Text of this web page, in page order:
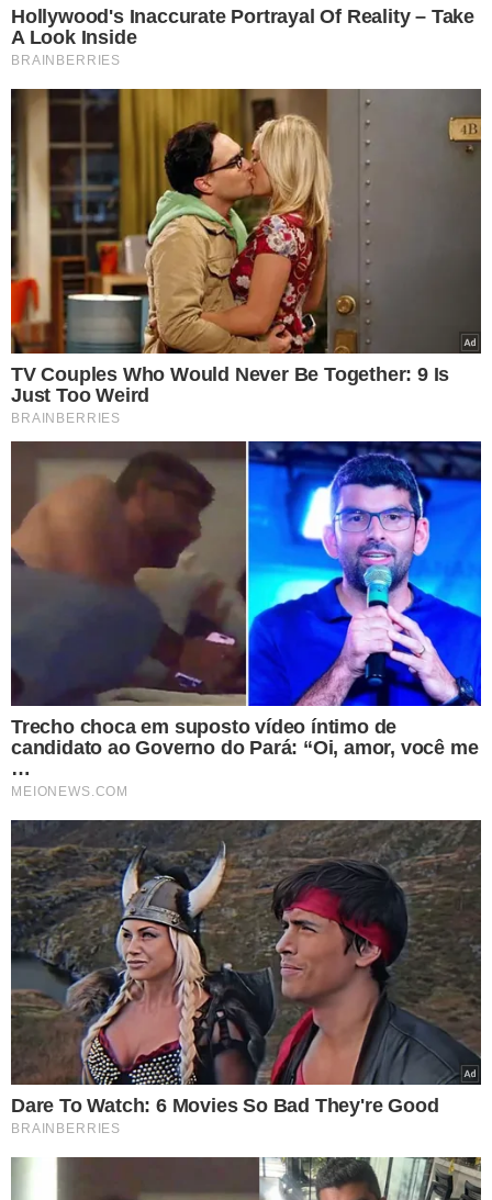
A PRF informou, ainda, queo condutor do carro, um
homem de 64 anos, saiu ileso
alcoolemia no motorista, que deu resultado negativo.
A causa presumível do acidente, segundo a PRF, teria sido
a "situação da motocicleta ter deixado de dar preferência
ao veículo".
TÓPICOS
DUAS MULHERES FERIDAS COLISÃO PIAUÍ
ALTOS
ACIDENTE
VER COMENTÁRIOS